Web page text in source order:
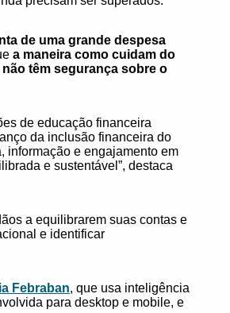
de uma grande despesa
a maneira como cuidam do
não têm segurança sobre o
de educação financeira
da inclusão financeira do
informação e engajamento em
e sustentável”, destaca
a equilibrarem suas contas e
e identificar
Febraban, que usa inteligência
para desktop e mobile, e